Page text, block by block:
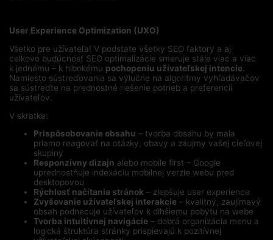
User Experience Optimization (UXO)
Všetko pre užívateľa! V podstate všetky SEO faktory a aj
celkovo budúcnosť SEO optimalizácie smeruje stále viac a viac
k jednému – k hlbokému pochopeniu užívateľskej intencie.
Namiesto sústreďovania sa výlučne na algoritmy vyhľadávačov
sa sústreďte na prednostné riešenie potrieb a preferencií
užívateľov.
V skratke:
Prispôsobovanie obsahu – tvorba obsahu by mala
priamo reagovať na otázky, obavy a záujmy vašej cieľovej
skupiny
Responzívny dizajn alebo mobile first – Google
uprednostňuje indexáciu mobilnej verzie webu pred
desktopovou
Rýchlosť načítania stránok – zlepšuje user experience
Zvyšovanie užívateľskej interakcie – kvalitný, zaujímavý
obsah podnecuje užívateľov k dlhšiemu pobytu na webe
Tvorba intuitívnej navigácie – dobrá organizácia menu a
logická štruktúra stránky prispievajú k pozitívnej